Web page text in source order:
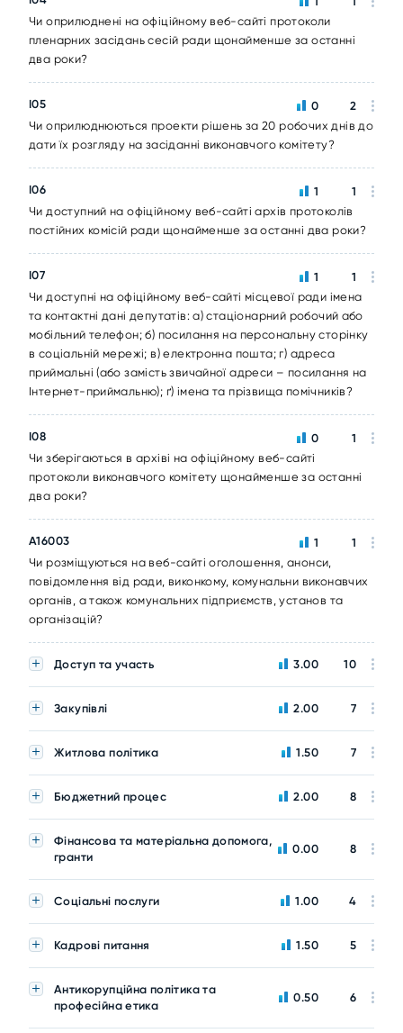
Чи оприлюднені на офіційному веб-сайті протоколи
пленарних засідань сесій ради щонайменше за останні
два роки?
I05
Чи оприлюднюються проекти рішень за 20 робочих днів до
дати їх розгляду на засіданні виконавчого комітету?
0 2
I06
Чи доступний на офіційному веб-сайті архів протоколів
постійних комісій ради щонайменше за останні два роки?
1 1
I07
Чи доступні на офіційному веб-сайті місцевої ради імена
та контактні дані депутатів: а) стаціонарний робочий або
мобільний телефон; б) посилання на персональну сторінку
в соціальній мережі; в) електронна пошта; г) адреса
приймальні (або замість звичайної адреси – посилання на
Інтернет-приймальню); ґ) імена та прізвища помічників?
1 1
I08
Чи зберігаються в архіві на офіційному веб-сайті
протоколи виконавчого комітету щонайменше за останні
два роки?
0 1
A16003
Чи розміщуються на веб-сайті оголошення, анонси,
повідомлення від ради, виконкому, комунальни виконавчих
органів, а також комунальних підприємств, установ та
організацій?
1 1
Доступ та участь 3.00 10
Закупівлі 2.00 7
Житлова політика 1.50 7
Бюджетний процес 2.00 8
Фінансова та матеріальна допомога,
гранти
0.00 8
Соціальні послуги 1.00 4
Кадрові питання 1.50 5
Антикорупційна політика та
професійна етика
0.50 6